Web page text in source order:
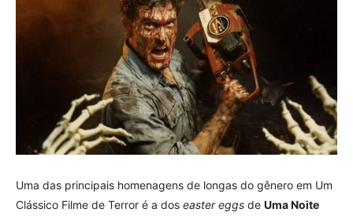
Uma das principais homenagens de longas do gênero em Um
Clássico Filme de Terror é a dos easter eggs de Uma Noite